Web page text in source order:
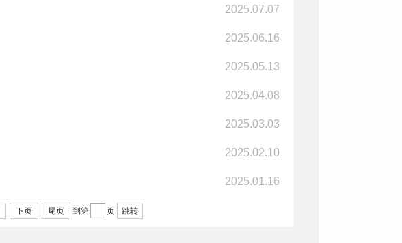
2025.07.07
2025.06.16
2025.05.13
2025.04.08
2025.03.03
2025.02.10
2025.01.16
下页 尾页 到第 页 跳转